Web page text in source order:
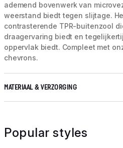
ademend bovenwerk van
weerstand biedt tegen slijtage.
contrasterende TPR-buitenzool
draagervaring biedt en
oppervlak biedt. Compleet met
chevrons.
MATERIAAL & VERZORGING
Popular styles